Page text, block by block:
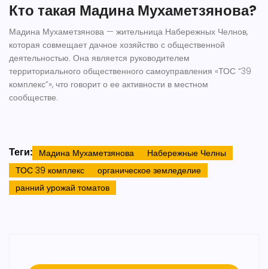
Кто такая Мадина Мухаметзянова?
Мадина Мухаметзянова — жительница Набережных Челнов,
которая совмещает дачное хозяйство с общественной
деятельностью. Она является руководителем
территориального общественного самоуправления «ТОС “39
комплекс”», что говорит о ее активности в местном
сообществе.
Теги: Мадина Мухаметзянова
Набережные Челны
ТОС 39 комплекс
органическое земледелие
ранний урожай томатов